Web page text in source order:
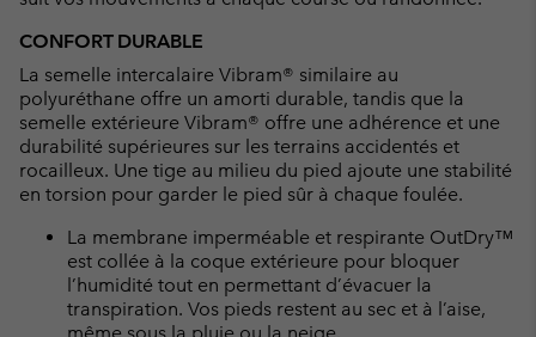
CONFORT DURABLE
La semelle intercalaire Vibram® similaire au
polyuréthane offre un amorti durable, tandis que la
semelle extérieure Vibram® offre une adhérence et une
durabilité supérieures sur les terrains accidentés et
rocailleux. Une tige au milieu du pied ajoute une stabilité
en torsion pour garder le pied sûr à chaque foulée.
La membrane imperméable et respirante OutDry™
est collée à la coque extérieure pour bloquer
l’humidité tout en permettant d’évacuer la
transpiration. Vos pieds restent au sec et à l’aise,
même sous la pluie ou la neige.